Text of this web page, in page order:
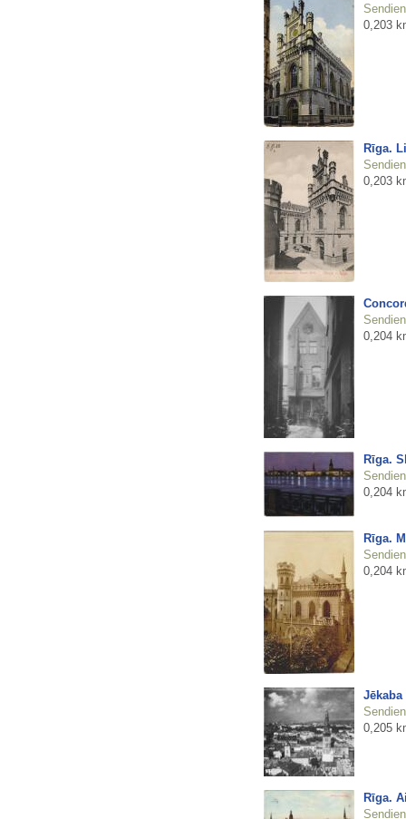
0,203
Rīga.
0,203
0,204
Rīga.
0,204
Rīga.
0,204
0,205
Rīga.